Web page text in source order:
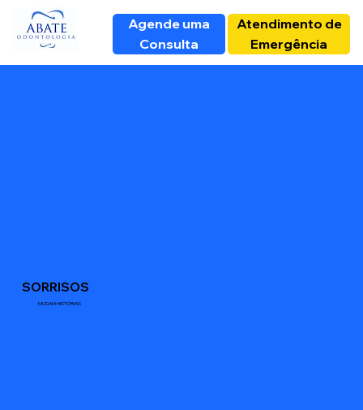
Agende uma
Consulta
Atendimento de
Emergência
SORRISOS
MUDAM HISTÓRIAS